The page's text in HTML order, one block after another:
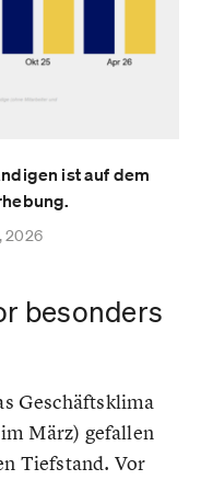
ist auf dem
2026
besonders
Geschäftsklima
März) gefallen
Tiefstand. Vor